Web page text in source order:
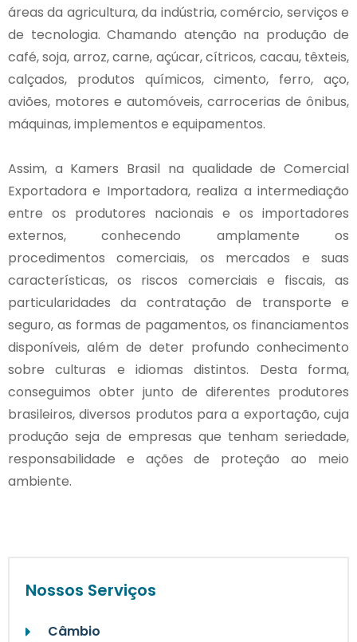
áreas da agricultura, da indústria, comércio, serviços e
de tecnologia. Chamando atenção na produção de
café, soja, arroz, carne, açúcar, cítricos, cacau, têxteis,
calçados, produtos químicos, cimento, ferro, aço,
aviões, motores e automóveis, carrocerias de ônibus,
máquinas, implementos e equipamentos.
Assim, a Kamers Brasil na qualidade de Comercial
Exportadora e Importadora, realiza a intermediação
entre os produtores nacionais e os importadores
externos, conhecendo amplamente os
procedimentos comerciais, os mercados e suas
características, os riscos comerciais e fiscais, as
particularidades da contratação de transporte e
seguro, as formas de pagamentos, os financiamentos
disponíveis, além de deter profundo conhecimento
sobre culturas e idiomas distintos. Desta forma,
conseguimos obter junto de diferentes produtores
brasileiros, diversos produtos para a exportação, cuja
produção seja de empresas que tenham seriedade,
responsabilidade e ações de proteção ao meio
ambiente.
Nossos Serviços
Câmbio